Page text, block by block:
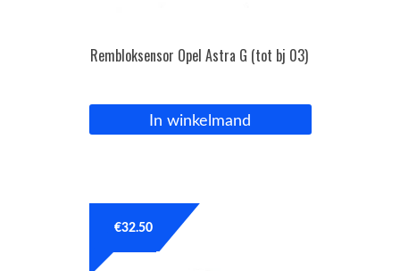
Inloggen / Registreren
Rembloksensor Opel Astra G (tot bj 03)
In winkelmand
€32.50